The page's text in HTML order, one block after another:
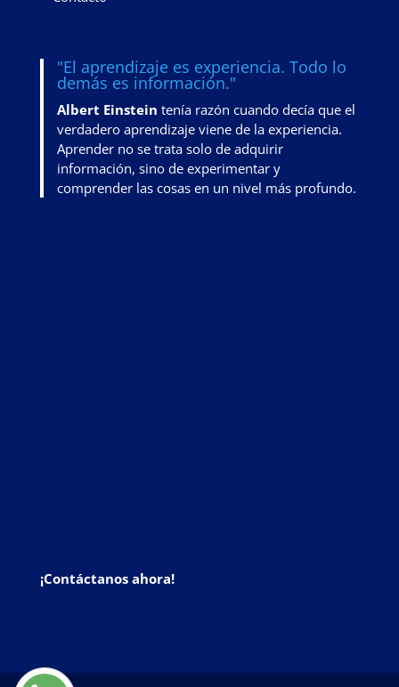
"El aprendizaje es experiencia. Todo lo
demás es información."
Albert Einstein tenía razón cuando decía que el
verdadero aprendizaje viene de la experiencia.
Aprender no se trata solo de adquirir
información, sino de experimentar y
comprender las cosas en un nivel más profundo.
¡Contáctanos ahora!